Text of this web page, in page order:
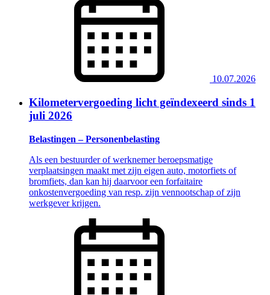
10.07.2026
Kilometervergoeding licht geïndexeerd sinds 1
juli 2026
Belastingen – Personenbelasting
Als een bestuurder of werknemer beroepsmatige
verplaatsingen maakt met zijn eigen auto, motorfiets of
bromfiets, dan kan hij daarvoor een forfaitaire
onkostenvergoeding van resp. zijn vennootschap of zijn
werkgever krijgen.